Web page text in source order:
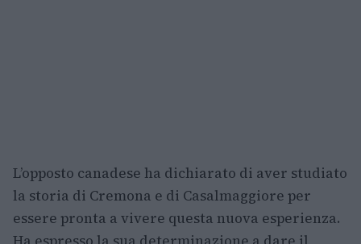
L’opposto canadese ha dichiarato di aver studiato
la storia di Cremona e di Casalmaggiore per
essere pronta a vivere questa nuova esperienza.